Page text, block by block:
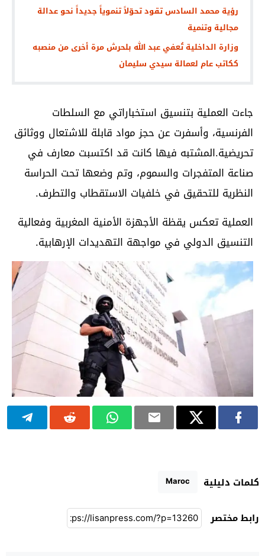
رؤية محمد السادس تقود تحوّلاً تنموياً جديداً نحو عدالة
مجالية وتنمية
وزارة الداخلية تُعفي عبد الله بلحرش مرة أخرى من منصبه
ككاتب عام لعمالة سيدي سليمان
جاءت العملية بتنسيق استخباراتي مع السلطات
الفرنسية، وأسفرت عن حجز مواد قابلة للاشتعال ووثائق
تحريضية.المشتبه فيها كانت قد اكتسبت معارف في
صناعة المتفجرات والسموم، وتم وضعها تحت الحراسة
النظرية للتحقيق في خلفيات الاستقطاب والتطرف.
العملية تعكس يقظة الأجهزة الأمنية المغربية وفعالية
التنسيق الدولي في مواجهة التهديدات الإرهابية.
كلمات دليلية Maroc
رابط مختصر